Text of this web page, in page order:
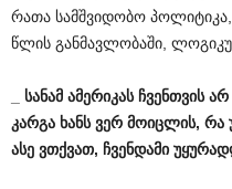
რათა სამშვიდობო
წლის განმავლობაში,
სანამ ამერიკას ჩვენთვის არ
კარგა ხანს ვერ მოიცლის, რა
ასე ვთქვათ, ჩვენდამი